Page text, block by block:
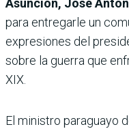
Asunción, José
para entregarle un
expresiones del
sobre la guerra que
XIX.
El ministro paraguayo